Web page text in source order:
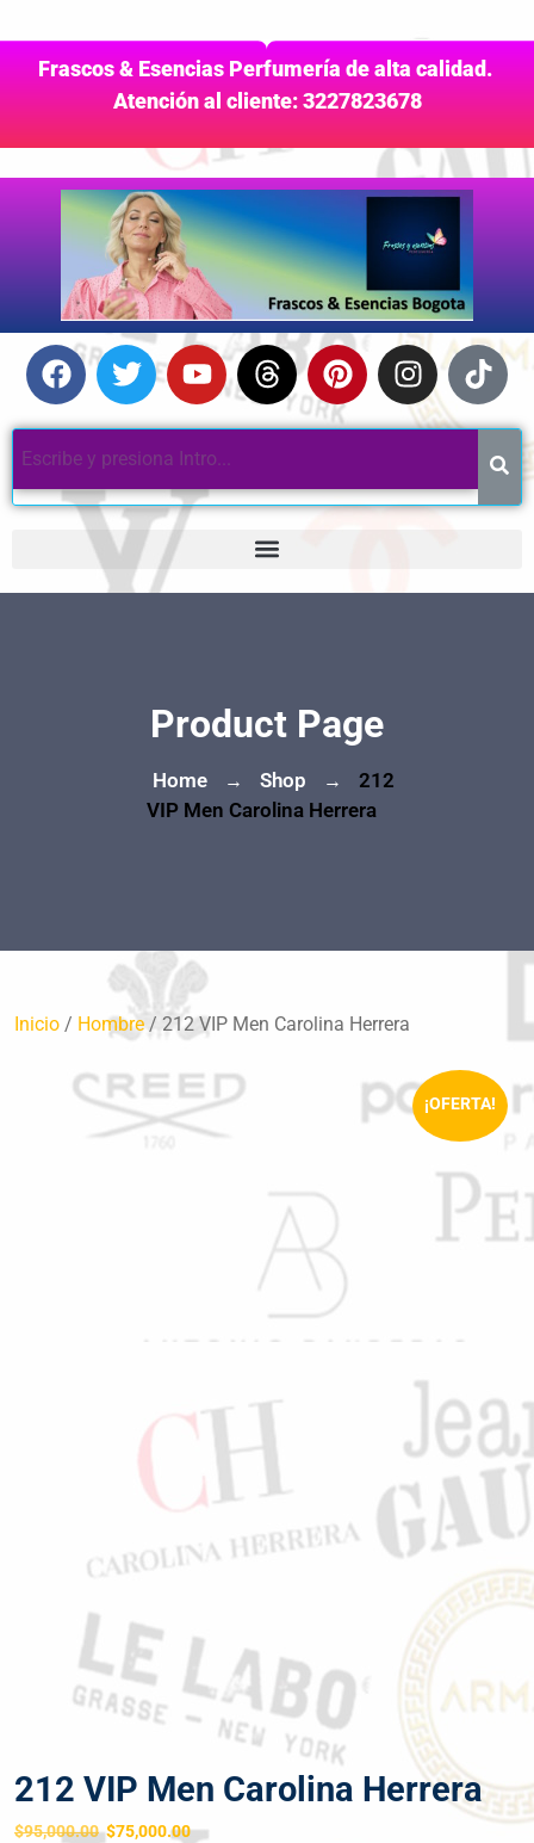
Frascos & Esencias Perfumería de alta calidad.
Atención al cliente: 3227823678
Product Page
Home → Shop →
212
VIP Men Carolina Herrera
Inicio / Hombre / 212 VIP Men Carolina Herrera
¡OFERTA!
212 VIP Men Carolina Herrera
$95,000.00 $75,000.00